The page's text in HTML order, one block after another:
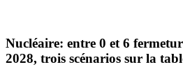
Nucléaire: entre 0 et 6
2028, trois scénarios sur la